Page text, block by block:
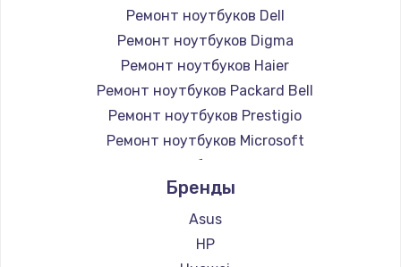
Ремонт ноутбуков Dell
Ремонт ноутбуков Digma
Ремонт ноутбуков Haier
Ремонт ноутбуков Packard Bell
Ремонт ноутбуков Prestigio
Ремонт ноутбуков Microsoft
Ремонт ноутбуков Alienware
Ремонт ноутбуков Aquarius
Ремонт ноутбуков Gigabyte
Ремонт ноутбуков Aorus
Бренды
Asus
HP